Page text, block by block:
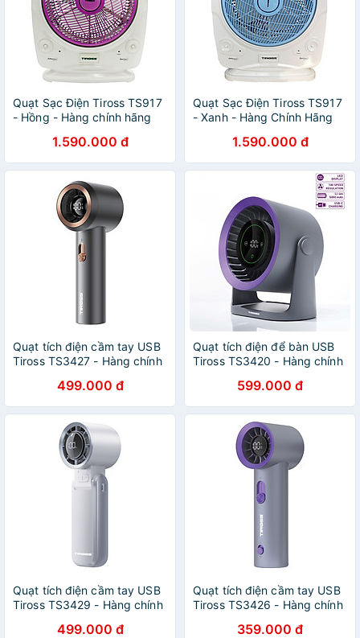
Quạt Sạc Điện Tiross TS917
- Hồng - Hàng chính hãng
1.590.000 đ
Quạt Sạc Điện Tiross TS917
- Xanh - Hàng Chính Hãng
1.590.000 đ
Quạt tích điện cầm tay USB
Tiross TS3427 - Hàng chính
499.000 đ
Quạt tích điện để bàn USB
Tiross TS3420 - Hàng chính
599.000 đ
Quạt tích điện cầm tay USB
Tiross TS3429 - Hàng chính
499.000 đ
Quạt tích điện cầm tay USB
Tiross TS3426 - Hàng chính
359.000 đ